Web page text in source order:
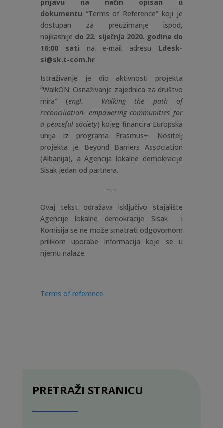
prijavu na način opisan u
dokumentu “Terms of Reference” koji je
dostupan za preuzimanje ispod,
najkasnije do 22. siječnja 2020. godine do
16:00 sati
na e-mail adresu
Ldesk-
si@sk.t-com.hr
Istraživanje je dio aktivnosti projekta
“WalkON: Osnaživanje zajednica za društvo
mira” (engl. Walking the path of
reconciliation- empowering communities for
a peaceful society) kojeg financira Europska
unija iz programa Erasmus+. Nositelj
projekta je Beyond Barriers Association
(Albanija), a Agencija lokalne demokracije
Sisak jedan od partnera.
—–
Ovaj tekst odražava isključivo stajalište
Agencije lokalne demokracije Sisak i
Komisija se ne može smatrati odgovornom
prilikom uporabe informacija koje se u
njemu nalaze.
Terms of reference
PRETRAŽI STRANICU